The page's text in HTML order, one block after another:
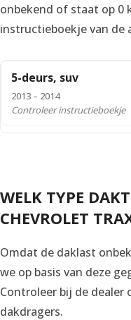
onbekend of staat op 0
instructieboekje van de
5-deurs, suv
2013 – 2014
Controleer instructieboekje
WELK TYPE
CHEVROLET
Omdat de daklast
we op basis van deze
Controleer bij de
dakdragers.